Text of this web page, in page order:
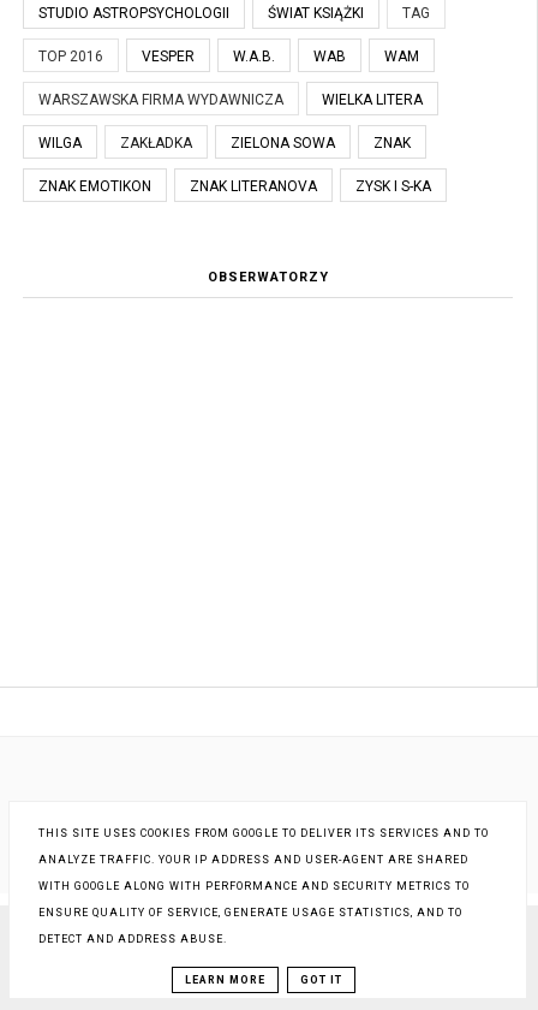
STUDIO ASTROPSYCHOLOGII ŚWIAT KSIĄŻKI TAG
TOP 2016 VESPER W.A.B. WAB WAM
WARSZAWSKA FIRMA WYDAWNICZA WIELKA LITERA
WILGA ZAKŁADKA ZIELONA SOWA ZNAK
ZNAK EMOTIKON ZNAK LITERANOVA ZYSK I S-KA
OBSERWATORZY
COPYRIGHT © KSIĄŻKI - INNA RZECZYWISTOŚĆ
BLOG DESIGN:KAROGRAFIA.PL
THIS SITE USES COOKIES FROM GOOGLE TO DELIVER ITS SERVICES AND TO
ANALYZE TRAFFIC. YOUR IP ADDRESS AND USER-AGENT ARE SHARED
WITH GOOGLE ALONG WITH PERFORMANCE AND SECURITY METRICS TO
ENSURE QUALITY OF SERVICE, GENERATE USAGE STATISTICS, AND TO
DETECT AND ADDRESS ABUSE.
LEARN MORE GOT IT